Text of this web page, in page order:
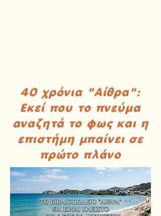
40 χρόνια "Αίθρα":
Εκεί που το πνεύμα
αναζητά το φως και η
επιστήμη μπαίνει σε
πρώτο πλάνο